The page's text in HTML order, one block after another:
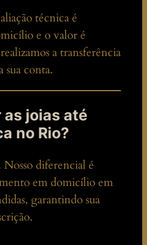
técnica é
e o valor é
a transferência
sua conta.
as joias até
no Rio?
Nosso diferencial é
em domicílio em
garantindo sua